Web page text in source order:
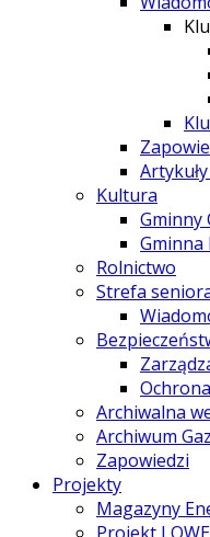
Kultura
Gminny
Gminna
Rolnictwo
Strefa
Archiwalna
Archiwum
Zapowiedzi
Projekty
Magazyny